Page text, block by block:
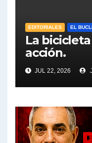
EDITORIALES EL
La
acción.
JUL 22, 2026